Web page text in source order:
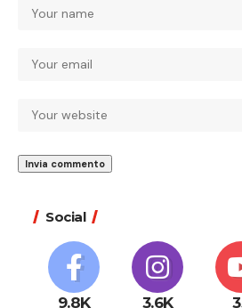
Social
9.8K 3.6K